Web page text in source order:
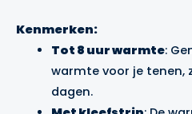
Kenmerken:
Tot 8 uur warmte:
warmte voor je tenen,
dagen.